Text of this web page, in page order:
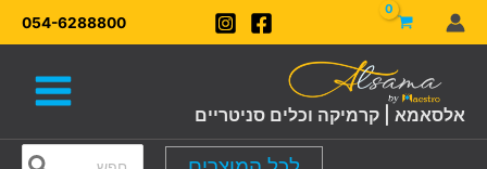
דילוג
לתוכן
054-6288800
אלסאמא | קרמיקה וכלים סניטריים